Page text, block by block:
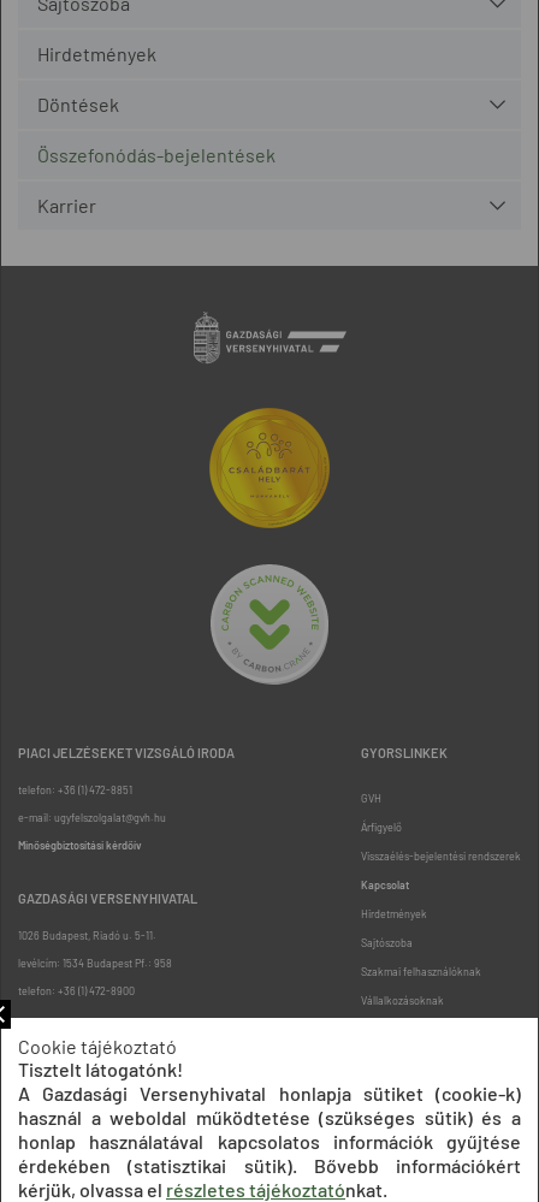
Hirdetmények
Döntések
Összefonódás-bejelentések
Karrier
PIACI JELZÉSEKET VIZSGÁLÓ IRODA
telefon: +36 (1) 472-8851
e-mail: ugyfelszolgalat@gvh.hu
Minőségbiztosítási kérdőív
GAZDASÁGI VERSENYHIVATAL
1026 Budapest, Riadó u. 5-11.
levélcím: 1534 Budapest Pf.: 958
telefon: +36 (1) 472-8900
GYORSLINKEK
GVH
Árfigyelő
Visszaélés-bejelentési rendszerek
Kapcsolat
Hirdetmények
Sajtószoba
Szakmai felhasználóknak
Vállalkozásoknak
Oldaltérkép
Cookie tájékoztató
Tisztelt látogatónk!
A Gazdasági Versenyhivatal honlapja sütiket (cookie-k)
használ a weboldal működtetése (szükséges sütik) és a
honlap használatával kapcsolatos információk gyűjtése
érdekében (statisztikai sütik). Bővebb információkért
kérjük, olvassa el részletes tájékoztatónkat.